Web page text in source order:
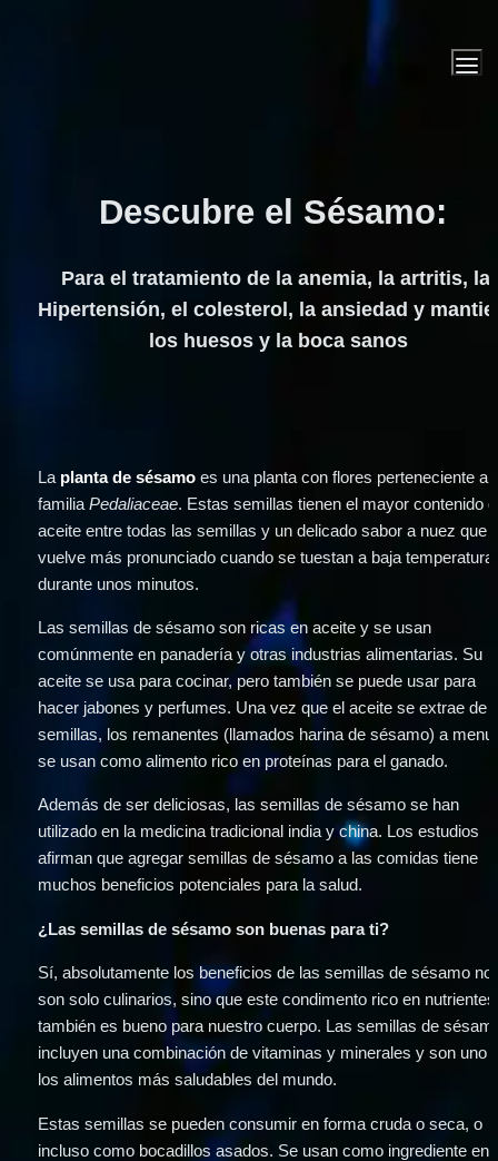
Descubre el Sésamo:
Para el tratamiento de la anemia, la artritis, la
Hipertensión, el colesterol, la ansiedad y
los huesos y la boca sanos
La planta de sésamo es una planta con flores perteneciente a
familia Pedaliaceae. Estas semillas tienen el mayor contenido
aceite entre todas las semillas y un delicado sabor a nuez que
vuelve más pronunciado cuando se tuestan a baja temperatura
durante unos minutos.
Las semillas de sésamo son ricas en aceite y se usan
comúnmente en panadería y otras industrias alimentarias. Su
aceite se usa para cocinar, pero también se puede usar para
hacer jabones y perfumes. Una vez que el aceite se extrae de
semillas, los remanentes (llamados harina de sésamo) a
se usan como alimento rico en proteínas para el ganado.
Además de ser deliciosas, las semillas de sésamo se han
utilizado en la medicina tradicional india y china. Los estudios
afirman que agregar semillas de sésamo a las comidas tiene
muchos beneficios potenciales para la salud.
¿Las semillas de sésamo son buenas para ti?
Sí, absolutamente los beneficios de las semillas de sésamo no
son solo culinarios, sino que este condimento rico en nutrientes
también es bueno para nuestro cuerpo. Las semillas de
incluyen una combinación de vitaminas y minerales y son uno
los alimentos más saludables del mundo.
Estas semillas se pueden consumir en forma cruda o seca, o
incluso como bocadillos asados. Se usan como ingrediente en